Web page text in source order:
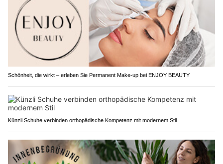
Schönheit, die wirkt – erleben Sie Permanent Make-up bei ENJOY BEAUTY
Künzli Schuhe verbinden orthopädische Kompetenz mit modernem Stil